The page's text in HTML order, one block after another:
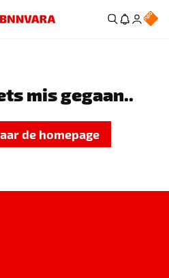
mis gegaan..
de homepage